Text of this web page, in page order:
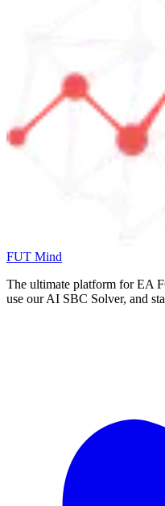
FUT Mind
The ultimate platform for EA
use our AI SBC Solver, and